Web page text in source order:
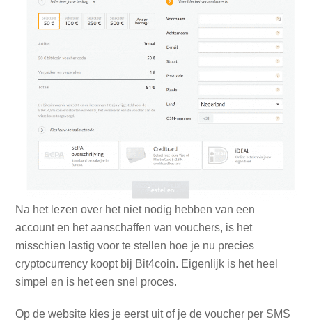
Na het lezen over het niet nodig hebben van een
account en het aanschaffen van vouchers, is het
misschien lastig voor te stellen hoe je nu precies
cryptocurrency koopt bij Bit4coin. Eigenlijk is het heel
simpel en is het een snel proces.
Op de website kies je eerst uit of je de voucher per SMS